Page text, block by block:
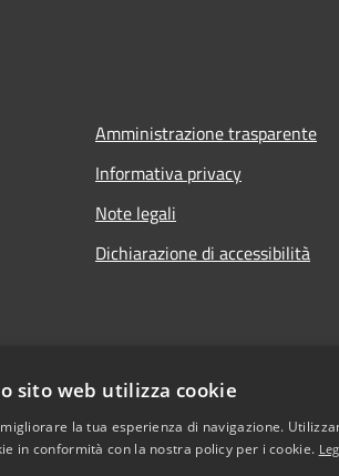
Amministrazione trasparente
Informativa privacy
Note legali
Dichiarazione di accessibilità
sito web utilizza cookie
la tua esperienza di navigazione.
in conformità con la nostra policy per i cookie.